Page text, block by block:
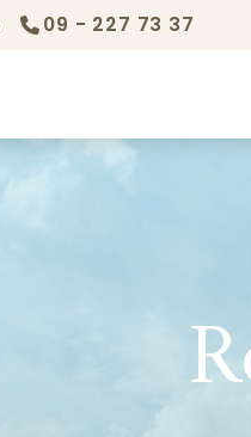
09 - 227 73 37